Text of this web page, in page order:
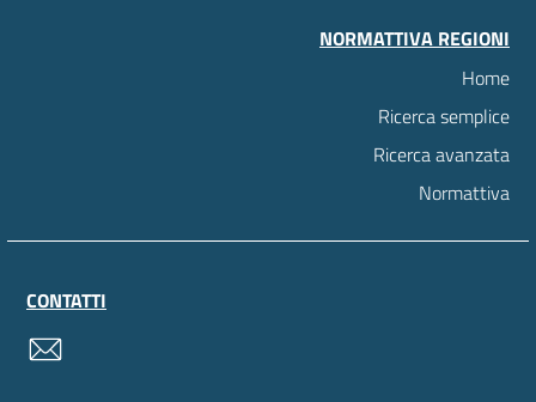
NORMATTIVA REGIONI
Home
Ricerca semplice
Ricerca avanzata
Normattiva
CONTATTI